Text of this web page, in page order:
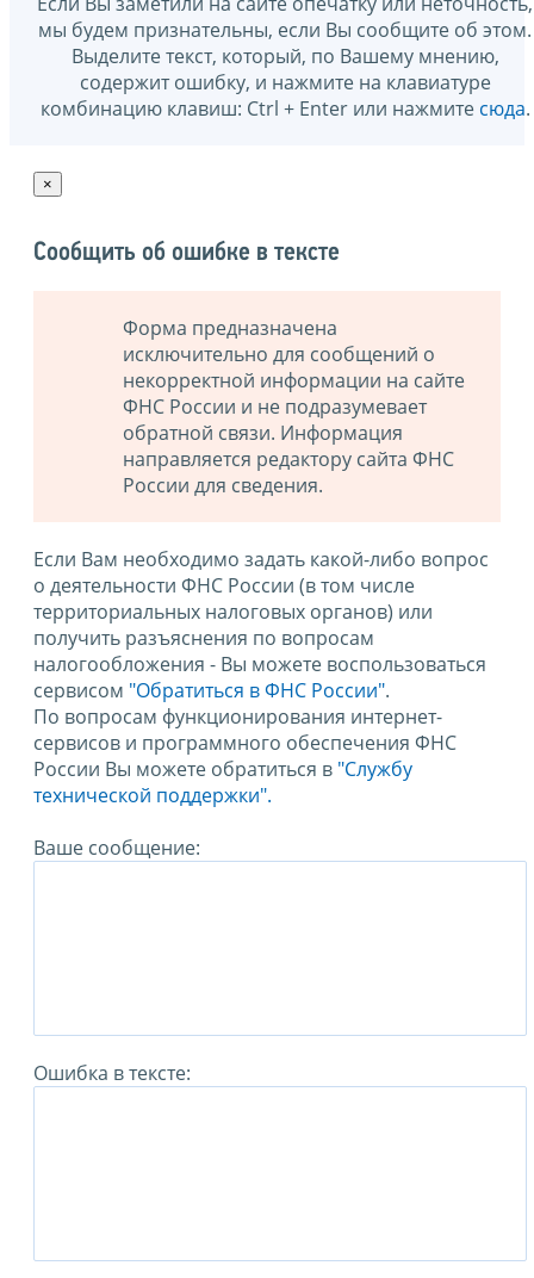
мы будем признательны, если Вы сообщите об этом.
Выделите текст, который, по Вашему мнению,
содержит ошибку, и нажмите на клавиатуре
комбинацию клавиш: Ctrl + Enter или нажмите сюда.
×
Сообщить об ошибке в тексте
Форма предназначена
исключительно для сообщений о
некорректной информации на сайте
ФНС России и не подразумевает
обратной связи. Информация
направляется редактору сайта ФНС
России для сведения.
Если Вам необходимо задать какой-либо вопрос
о деятельности ФНС России (в том числе
территориальных налоговых органов) или
получить разъяснения по вопросам
налогообложения - Вы можете воспользоваться
сервисом "Обратиться в ФНС России".
По вопросам функционирования интернет-
сервисов и программного обеспечения ФНС
России Вы можете обратиться в "Службу
технической поддержки".
Ваше сообщение:
Ошибка в тексте: